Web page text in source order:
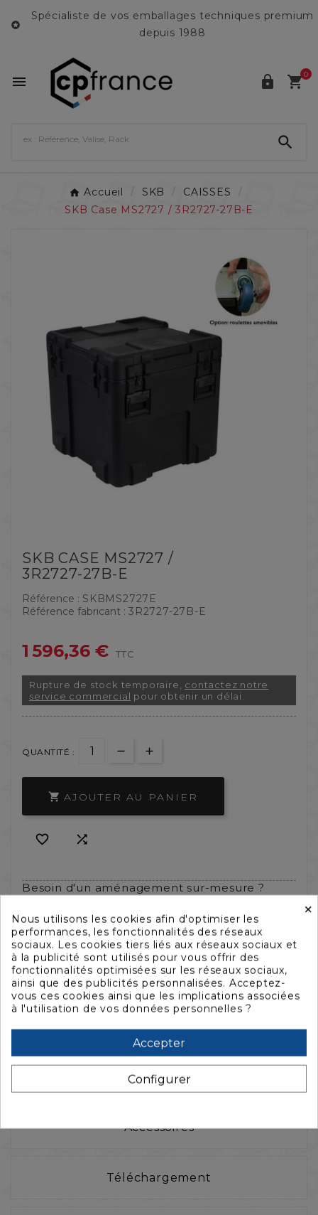

Spécialiste de vos emballages techniques premium
depuis 1988
  0

Accueil SKB
CAISSES
SKB Case MS2727 / 3R2727-27B-E
SKB CASE MS2727 /
3R2727-27B-E
Référence : SKBMS2727E
Référence fabricant : 3R2727-27B-E
1 596,36 € TTC
Rupture de stock temporaire, contactez notre
service commercial pour obtenir un délai.
QUANTITÉ :
 AJOUTER AU PANIER
 
Besoin d'un aménagement sur-mesure ?
La description
Caractéristiques
Accessoires
Téléchargement
×
Nous utilisons les cookies afin d'optimiser les
performances, les fonctionnalités des réseaux
sociaux. Les cookies tiers liés aux réseaux sociaux et
à la publicité sont utilisés pour vous offrir des
fonctionnalités optimisées sur les réseaux sociaux,
ainsi que des publicités personnalisées. Acceptez-
vous ces cookies ainsi que les implications associées
à l'utilisation de vos données personnelles ?
Accepter
Configurer